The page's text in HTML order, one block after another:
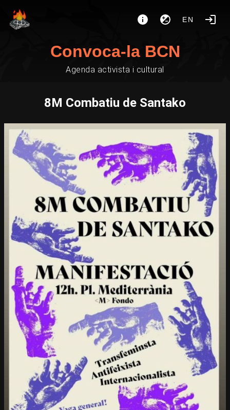
EN
Convoca-la BCN
Agenda activista i cultural
8M Combatiu de Santako